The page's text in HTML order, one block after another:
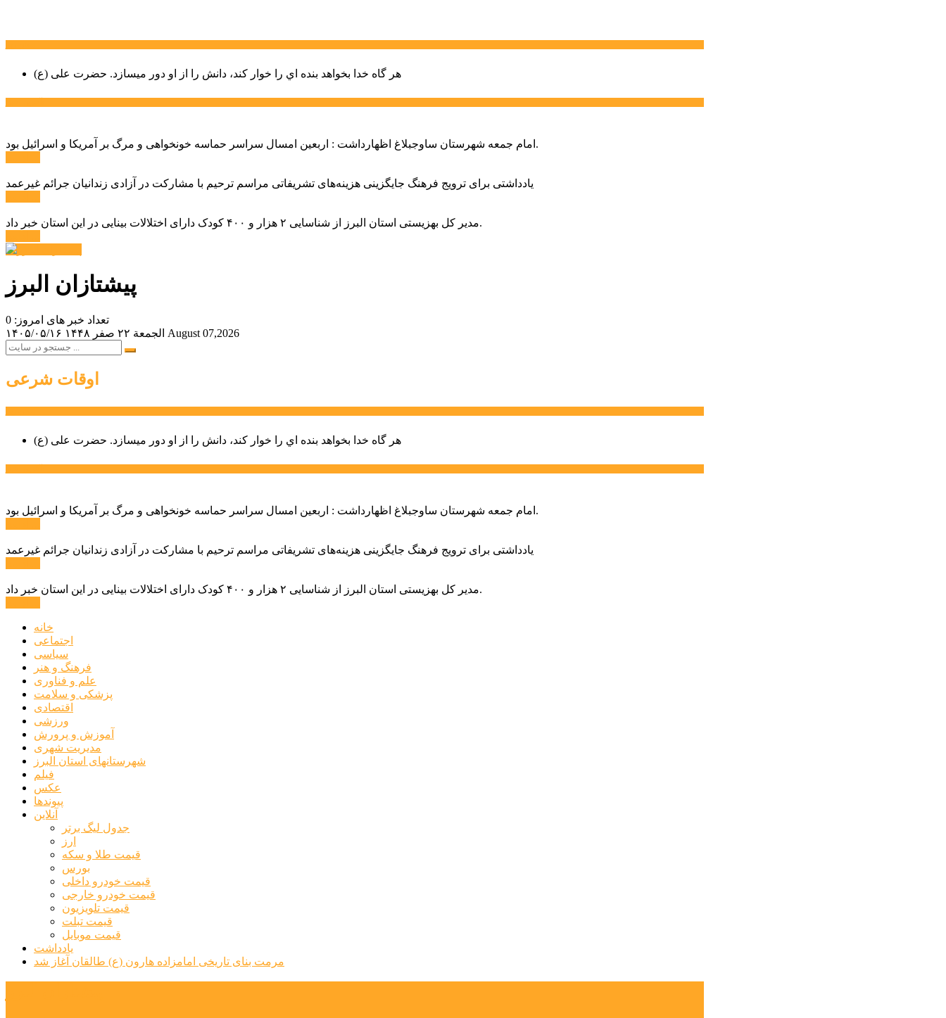
هر گاه خدا بخواهد بنده اي را خوار كند، دانش را از او دور میسازد. حضرت علی (ع)
امام جمعه شهرستان ساوجبلاغ اظهارداشت : اربعین امسال سراسر حماسه خونخواهی و مرگ بر آمریکا و اسرائیل بود.
یادداشتی برای ترویج فرهنگ جایگزینی هزینه‌های تشریفاتی مراسم ترحیم با مشارکت در آزادی زندانیان جرائم غیرعمد
مدیر کل بهزیستی استان البرز از شناسایی ۲ هزار و ۴۰۰ کودک دارای اختلالات بینایی در این استان خبر داد.
پیشتازان البرز
تعداد خبر های امروز: 0
۱۴۰۵/۰۵/۱۶
الجمعة ۲۲ صفر ۱۴۴۸ August 07,2026
اوقات شرعی
هر گاه خدا بخواهد بنده اي را خوار كند، دانش را از او دور میسازد. حضرت علی (ع)
امام جمعه شهرستان ساوجبلاغ اظهارداشت : اربعین امسال سراسر حماسه خونخواهی و مرگ بر آمریکا و اسرائیل بود.
یادداشتی برای ترویج فرهنگ جایگزینی هزینه‌های تشریفاتی مراسم ترحیم با مشارکت در آزادی زندانیان جرائم غیرعمد
مدیر کل بهزیستی استان البرز از شناسایی ۲ هزار و ۴۰۰ کودک دارای اختلالات بینایی در این استان خبر داد.
خانه
اجتماعی
سیاسی
فرهنگ و هنر
علم و فناوری
پزشکی و سلامت
اقتصادی
ورزشی
آموزش و پرورش
مدیریت شهری
شهرستانهای استان البرز
فیلم
عکس
پیوندها
آنلاین
جدول لیگ برتر
ارز
قیمت طلا و سکه
بورس
قیمت خودرو داخلی
قیمت خودرو خارجی
قیمت تلویزیون
قیمت تبلت
قیمت موبایل
یادداشت
مرمت بنای تاریخی امامزاده هارون (ع) طالقان آغاز شد